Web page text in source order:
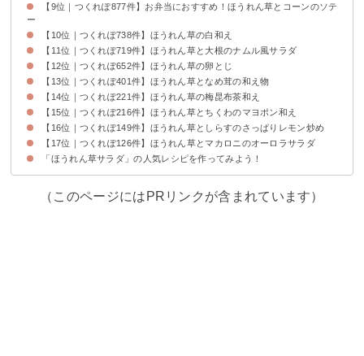
【9位｜つくれぽ877件】お弁当におすすめ！ほうれん草とコーンのソテ
ー
【10位｜つくれぽ738件】ほうれん草の白和え
【11位｜つくれぽ719件】ほうれん草と大根のナムル風サラダ
【12位｜つくれぽ652件】ほうれん草の卵とじ
【13位｜つくれぽ401件】ほうれん草となめ茸の和え物
【14位｜つくれぽ221件】ほうれん草の梅昆布茶和え
【15位｜つくれぽ216件】ほうれん草とちくわのマヨポン和え
【16位｜つくれぽ149件】ほうれん草としらすのさっぱりレモン炒め
【17位｜つくれぽ126件】ほうれん草とマカロニのオーロラサラダ
「ほうれん草サラダ」の人気レシピを作ってみよう！
（このページにはPRリンクが含まれています）